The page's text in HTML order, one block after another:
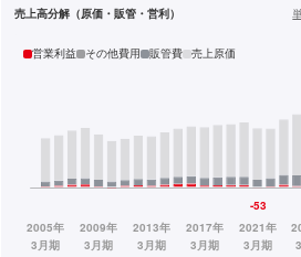
売上高分解（原価・販管・営利）
営業利益 その他費用 販管費 売上原価